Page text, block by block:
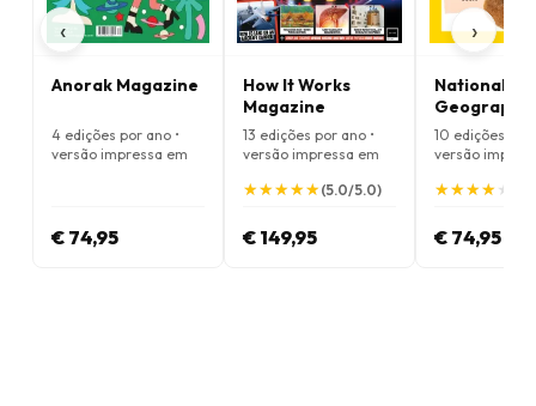
‹
Anorak Magazine
4 edições por ano •
versão impressa em
€ 74,95
How It Works
Magazine
13 edições por ano •
versão impressa em
★
★★
★★
★★
★★
★(5.0/5.0)
€ 149,95
National
Magazine
10 edições por
versão
★
★★
★★
★★
★★★
€ 74,95
›